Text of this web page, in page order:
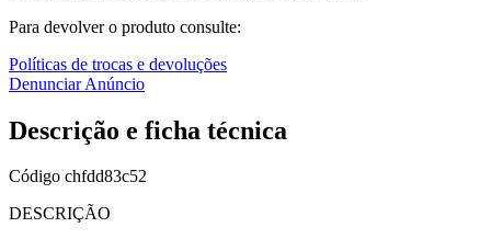
Para devolver o produto consulte:
Políticas de trocas e devoluções
Denunciar Anúncio
Descrição e ficha técnica
Código chfdd83c52
DESCRIÇÃO